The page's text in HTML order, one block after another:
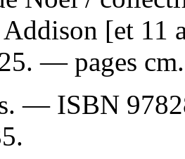
[et 11
— pages cm.
— ISBN
.